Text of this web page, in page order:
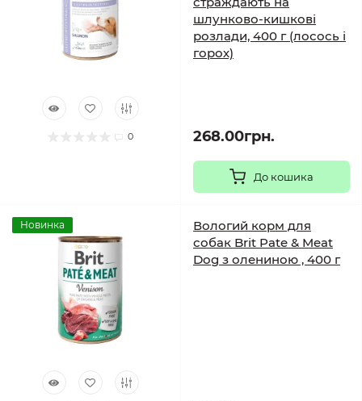
0
шлунково-кишкові
розлади, 400 г (лосось і
горох)
268.00грн.
До кошика
Новинка
Вологий корм для
собак Brit Pate & Meat
Dog з олениною , 400 г